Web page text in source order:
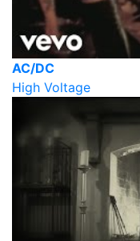
AC/DC
High Voltage